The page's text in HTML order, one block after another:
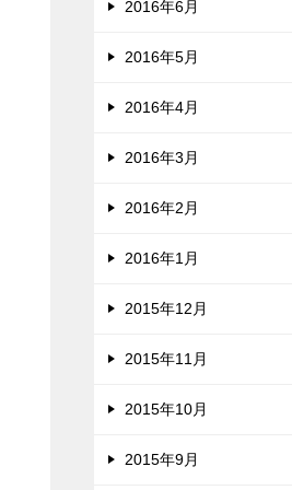
2016年6月
2016年5月
2016年4月
2016年3月
2016年2月
2016年1月
2015年12月
2015年11月
2015年10月
2015年9月